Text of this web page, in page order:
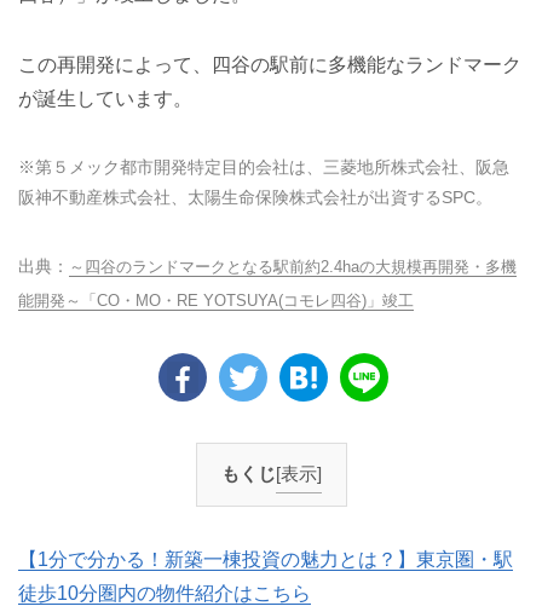
この再開発によって、四谷の駅前に多機能なランドマーク
が誕生しています。
※第５メック都市開発特定目的会社は、三菱地所株式会社、阪急
阪神不動産株式会社、太陽生命保険株式会社が出資するSPC。
～四谷のランドマークとなる駅前約2.4haの大規模再開発・多機
能開発～「CO・MO・RE YOTSUYA(コモレ四谷)」竣工
もくじ[表示]
【1分で分かる！新築一棟投資の魅力とは？】東京圏・駅
徒歩10分圏内の物件紹介はこちら